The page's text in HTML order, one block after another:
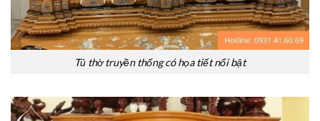
Tủ thờ truyền thống có họa tiết nổi bật